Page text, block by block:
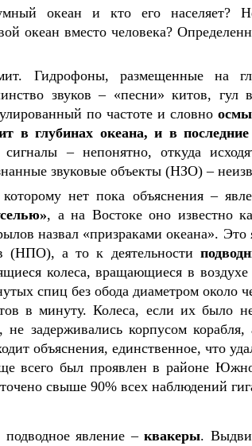
океан и кто его населяет?
океан вместо человека?
Гидрофоны, размещенные на
звуков – «песни» китов,
по частоте и словно
в глубинах океана, и в
– непонятно, откуда
звуковые объекты (НЗО) –
нет пока объяснения –
, а на Востоке оно известно
назвал «призраками океана».
(НПО), а то к деятельности
колеса, вращающиеся в
спиц без обода диаметром около
в минуту. Колеса, если их было
не задерживались корпусом
объяснения, единственное, что
всего был проявлен в районе
свыше 90% всех наблюдений
подводное явление –квакеры.